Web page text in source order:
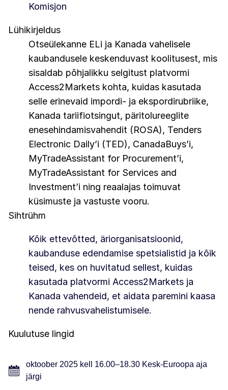
Komisjon
Lühikirjeldus
Otseülekanne ELi ja Kanada vahelisele
kaubandusele keskenduvast koolitusest, mis
sisaldab põhjalikku selgitust platvormi
Access2Markets kohta, kuidas kasutada
selle erinevaid impordi- ja ekspordirubriike,
Kanada tariifiotsingut, päritolureeglite
enesehindamisvahendit (ROSA), Tenders
Electronic Daily’i (TED), CanadaBuys’i,
MyTradeAssistant for Procurement’i,
MyTradeAssistant for Services and
Investment’i ning reaalajas toimuvat
küsimuste ja vastuste vooru.
Sihtrühm
Kõik ettevõtted, äriorganisatsioonid,
kaubanduse edendamise spetsialistid ja kõik
teised, kes on huvitatud sellest, kuidas
kasutada platvormi Access2Markets ja
Kanada vahendeid, et aidata paremini kaasa
nende rahvusvahelistumisele.
Kuulutuse lingid
oktoober 2025 kell 16.00–18.30 Kesk-Euroopa aja
järgi